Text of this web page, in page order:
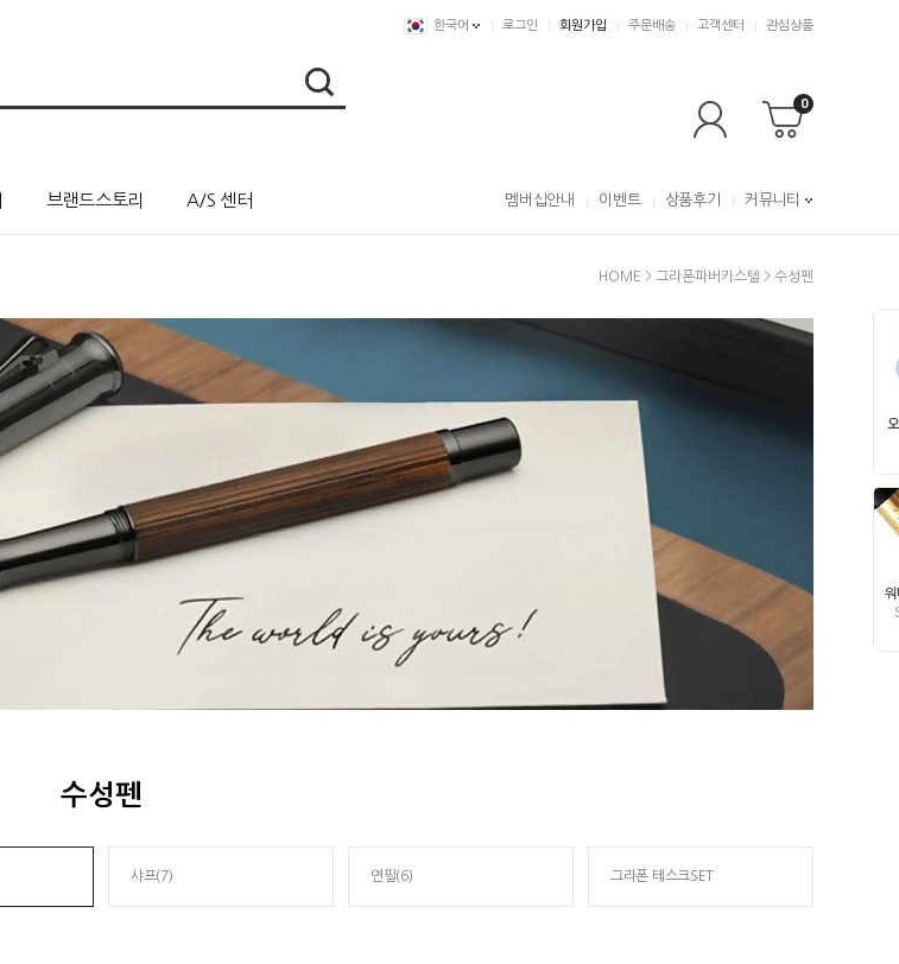
한국어 로그인 회원가입 주문배송 고객센터 관심상품
0
브랜드스토리 A/S 센터 멤버십안내 이벤트 상품후기 커뮤니티
HOME > 그라폰파버카스텔 > 수성펜
수성펜
샤프(7) 연필(6) 그라폰 테스크SET